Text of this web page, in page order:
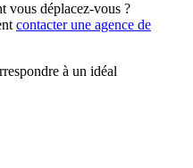
vous déplacez-vous ?
contacter une agence de
à un idéal